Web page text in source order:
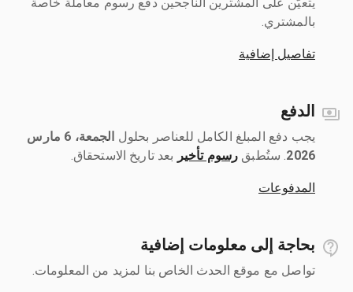
بالمشتري.
تفاصيل إضافية
الدفع
يجب دفع المبلغ الكامل للعناصر بحلول ‎
الجمعة، 6 مارس
2026
رسوم تأخير بعد تاريخ الاستحقاق.
المدفوعات
بحاجة إلى معلومات إضافية
تواصل مع موقع الحدث الخاص بنا لمزيد من المعلومات.